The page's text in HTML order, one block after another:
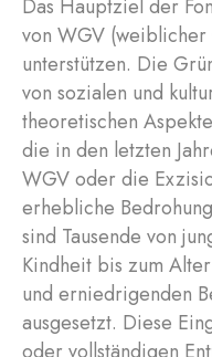
Das Hauptziel der
von WGV (weiblicher
unterstützen. Die
von sozialen und
theoretischen
die in den letzten
WGV oder die
erhebliche
sind Tausende von
Kindheit bis zum
und erniedrigenden
ausgesetzt. Diese
oder vollständigen